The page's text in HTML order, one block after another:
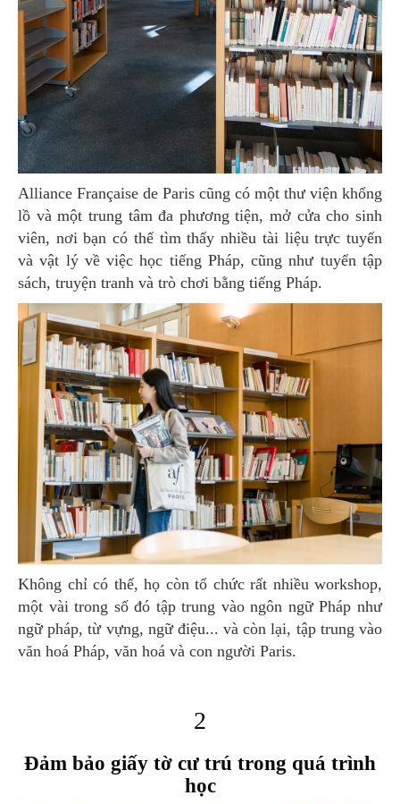
Alliance Française de Paris cũng có một thư viện khổng
lồ và một trung tâm đa phương tiện, mở cửa cho sinh
viên, nơi bạn có thể tìm thấy nhiều tài liệu trực tuyến
và vật lý về việc học tiếng Pháp, cũng như tuyển tập
sách, truyện tranh và trò chơi bằng tiếng Pháp.
Không chỉ có thế, họ còn tổ chức rất nhiều workshop,
một vài trong số đó tập trung vào ngôn ngữ Pháp như
ngữ pháp, từ vựng, ngữ điệu... và còn lại, tập trung vào
văn hoá Pháp, văn hoá và con người Paris.
2
Đảm bảo giấy tờ cư trú trong quá trình
học